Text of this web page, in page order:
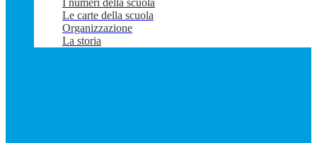
I numeri della scuola
Le carte della scuola
Organizzazione
La storia